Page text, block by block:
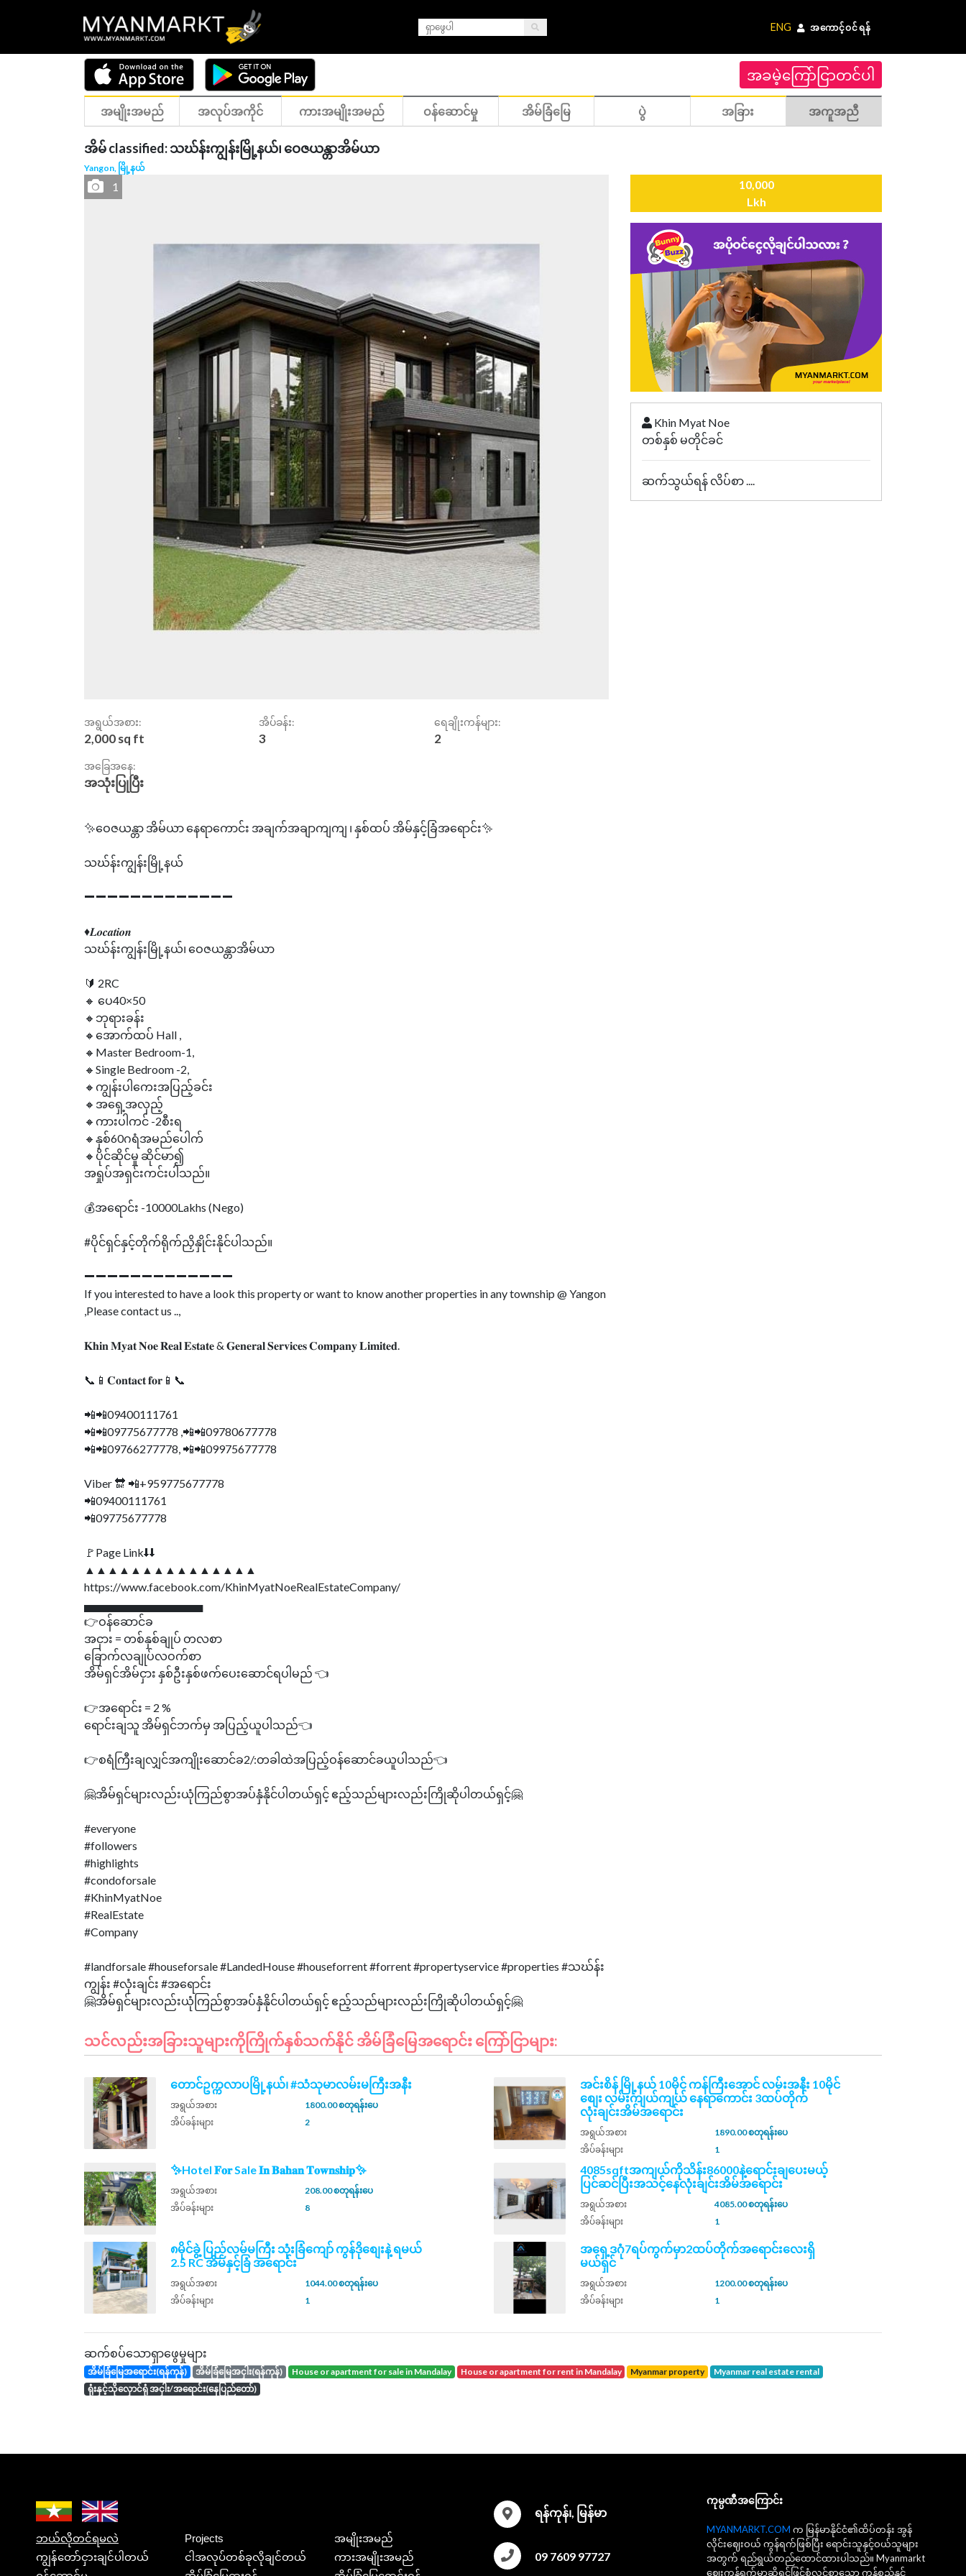
ENG အကောင့်ဝင်ရန်
အခမဲ့ကြော်ငြာတင်ပါ
အမျိုးအမည် အလုပ်အကိုင် ကားအမျိုးအမည် ဝန်ဆောင်မှု အိမ်ခြံမြေ ပွဲ အခြား အကူအညီ
အိမ် classified: သဃ်န်းကျွန်းမြို့နယ်၊ ဝေဇယန္တာအိမ်ယာ
Yangon, မြို့နယ်
1
10,000
Lkh
Khin Myat Noe
တစ်နှစ် မတိုင်ခင်
ဆက်သွယ်ရန် လိပ်စာ ....
အရွယ်အစား:
2,000 sq ft
အိပ်ခန်း:
3
ရေချိုးကန်များ:
2
အခြေအနေ:
အသုံးပြုပြီး
✨ဝေဇယန္တာ အိမ်ယာ နေရာကောင်း အချက်အချာကျကျ ၊ နှစ်ထပ် အိမ်နှင့်ခြံအရောင်း✨
သဃ်န်းကျွန်းမြို့နယ်
➖➖➖➖➖➖➖➖➖➖➖➖➖
♦𝑳𝒐𝒄𝒂𝒕𝒊𝒐𝒏
သဃ်န်းကျွန်းမြို့နယ်၊ ဝေဇယန္တာအိမ်ယာ
🔰 2RC
🔸 ပေ40×50
🔸ဘုရားခန်း
🔸အောက်ထပ် Hall ,
🔸Master Bedroom-1,
🔸Single Bedroom -2,
🔸ကျွန်းပါကေးအပြည့်ခင်း
🔸အရှေ့အလှည့်
🔸ကားပါကင် -2စီးရ
🔸နှစ်60ဂရံအမည်ပေါက်
🔸ပိုင်ဆိုင်မှု ဆိုင်မာ၍
အရှုပ်အရှင်းကင်းပါသည်။
💰အရောင်း -10000Lakhs (Nego)
#ပိုင်ရှင်နှင့်တိုက်ရိုက်ညှိနှိုင်းနိုင်ပါသည်။
➖➖➖➖➖➖➖➖➖➖➖➖➖
If you interested to have a look this property or want to know another properties in any township @ Yangon
,Please contact us ..,
𝐊𝐡𝐢𝐧 𝐌𝐲𝐚𝐭 𝐍𝐨𝐞 𝐑𝐞𝐚𝐥 𝐄𝐬𝐭𝐚𝐭𝐞 & 𝐆𝐞𝐧𝐞𝐫𝐚𝐥 𝐒𝐞𝐫𝐯𝐢𝐜𝐞𝐬 𝐂𝐨𝐦𝐩𝐚𝐧𝐲 𝐋𝐢𝐦𝐢𝐭𝐞𝐝.
📞📱𝐂𝐨𝐧𝐭𝐚𝐜𝐭 𝐟𝐨𝐫📱📞
📲📲09400111761
📲📲09775677778 ,📲📲09780677778
📲📲09766277778, 📲📲09975677778
Viber 🔛 📲+959775677778
📲09400111761
📲09775677778
🚩Page Link⬇⬇
▲▲▲▲▲▲▲▲▲▲▲▲▲▲▲
https://www.facebook.com/KhinMyatNoeRealEstateCompany/
▄▄▄▄▄▄▄▄▄▄▄▄▄▄▄
👉ဝန်ဆောင်ခ
အငှား = တစ်နှစ်ချုပ် တလစာ
ခြောက်လချုပ်လဝက်စာ
အိမ်ရှင်အိမ်ငှား နှစ်ဦးနှစ်ဖက်ပေးဆောင်ရပါမည် 👈
👉အရောင်း = 2 %
ရောင်းချသူ အိမ်ရှင်ဘက်မှ အပြည့်ယူပါသည်👈
👉စရံကြီးချလျှင်အကျိုးဆောင်ခ2/:တခါထဲအပြည့်ဝန်ဆောင်ခယူပါသည်👈
🤗အိမ်ရှင်များလည်းယုံကြည်စွာအပ်နှံနိုင်ပါတယ်ရှင့် ဧည့်သည်များလည်းကြိုဆိုပါတယ်ရှင့်🤗
#everyone
#followers
#highlights
#condoforsale
#KhinMyatNoe
#RealEstate
#Company
#landforsale #houseforsale #LandedHouse #houseforrent #forrent #propertyservice #properties #သဃ်န်း
ကျွန်း #လုံးချင်း #အရောင်း
သင်လည်းအခြားသူများကိုကြိုက်နှစ်သက်နိုင် အိမ်ခြံမြေအရောင်း ကြော်ငြာများ:
တောင်ဥက္ကလာပမြို့နယ်၊ #သံသုမာလမ်းမကြီးအနီး
အရွယ်အစား
1800.00 စတုရန်းပေ
အိပ်ခန်းများ
2
အင်းစိန် မြို့နယ် 10မိုင် ကန်​​ကြီးအောင် ​လမ်းအနီး 10မိုင်
စျေး လမ်းကျယ်ကျယ် နေရာကောင်း 3ထပ်တိုက်
လုံးချင်းအိမ်အရောင်း
အရွယ်အစား
1890.00 စတုရန်းပေ
အိပ်ခန်းများ
1
✨Hotel 𝐅𝐨𝐫 Sale 𝐈𝐧 𝐁𝐚𝐡𝐚𝐧 𝐓𝐨𝐰𝐧𝐬𝐡𝐢𝐩✨
အရွယ်အစား
208.00 စတုရန်းပေ
အိပ်ခန်းများ
8
4085sqftအကျယ်ကိုသိန်း86000နဲ့ရောင်းချပေးမယ့်
ပြင်ဆင်ပြီးအသင့်နေလုံးချင်းအိမ်အရောင်း
အရွယ်အစား
4085.00 စတုရန်းပေ
အိပ်ခန်းများ
1
၈မိုင်ခွဲ့ ပြည်လမ်မကြီး သုံးခြံကျော် ကွန်ဒိုစျေးနဲ့ ရမယ်
2.5 RC အိမ်နှင့်ခြံ အရောင်း
အရွယ်အစား
1044.00 စတုရန်းပေ
အိပ်ခန်းများ
1
အရှေ့ဒဂုံ7ရပ်ကွက်မှာ2ထပ်တိုက်အရောင်းလေးရှိ
မယ်ရှင်
အရွယ်အစား
1200.00 စတုရန်းပေ
အိပ်ခန်းများ
1
ဆက်စပ်သောရှာဖွေမှုများ
အိမ်ခြံမြေအရောင်း(ရန်ကုန်) အိမ်ခြံမြေအငှါး(ရန်ကုန်) house or apartment for sale in Mandalay house or apartment for rent in Mandalay Myanmar property
Myanmar real estate rental
ရုံးနှင့်သိုလှောင်ရုံ အငှါး/အရောင်း(နေပြည်တော်)
ဘယ်လိုတင်ရမလဲ Projects
အမျိုးအမည်
ကျွန်တော်ငှားချင်ပါတယ်
ငါအလုပ်တစ်ခုလိုချင်တယ်
ကားအမျိုးအမည်
ရန်ကုန်၊, မြန်မာ
09 7609 97727
ကုမ္ပဏီအကြောင်း
MYANMARKT.COM က မြန်မာနိုင်ငံ၏ထိပ်တန်း အွန်
လိုင်းဈေးဝယ် ကွန်ရက်ဖြစ်ပြီး ရောင်းသူနှင့်ဝယ်သူများ
အတွက် ရည်ရွယ်တည်ထောင်ထားပါသည်။ Myanmarkt
ဈေးကွန်ရက်မှာဆိုရင်ဖြင့်စုံလင်စွာသော ကုန်စည်နှင့်